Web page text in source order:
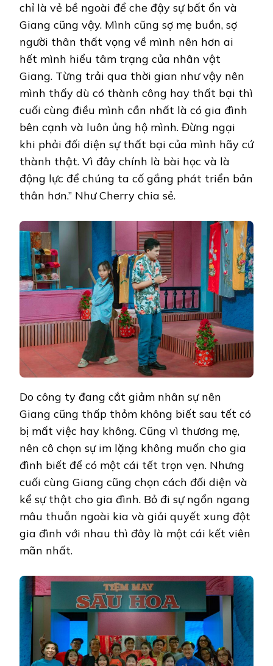
chỉ là vẻ bề ngoài để che đậy sự bất ổn và
Giang cũng vậy. Mình cũng sợ mẹ buồn, sợ
người thân thất vọng về mình nên hơn ai
hết mình hiểu tâm trạng của nhân vật
Giang. Từng trải qua thời gian như vậy nên
mình thấy dù có thành công hay thất bại thì
cuối cùng điều mình cần nhất là có gia đình
bên cạnh và luôn ủng hộ mình. Đừng ngại
khi phải đối diện sự thất bại của mình hãy cứ
thành thật. Vì đây chính là bài học và là
động lực để chúng ta cố gắng phát triển bản
thân hơn.” Như Cherry chia sẻ.
Do công ty đang cắt giảm nhân sự nên
Giang cũng thấp thỏm không biết sau tết có
bị mất việc hay không. Cũng vì thương mẹ,
nên cô chọn sự im lặng không muốn cho gia
đình biết để có một cái tết trọn vẹn. Nhưng
cuối cùng Giang cũng chọn cách đối diện và
kể sự thật cho gia đình. Bỏ đi sự ngổn ngang
mâu thuẫn ngoài kia và giải quyết xung đột
gia đình với nhau thì đây là một cái kết viên
mãn nhất.